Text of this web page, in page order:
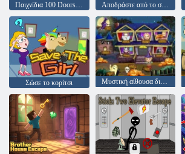
Παιχνίδια 100 Doors Escape from School Αποδράστε από το σχολείο 3D
Σώσε το κορίτσι Μυστική αίθουσα διαφυγής λέξη